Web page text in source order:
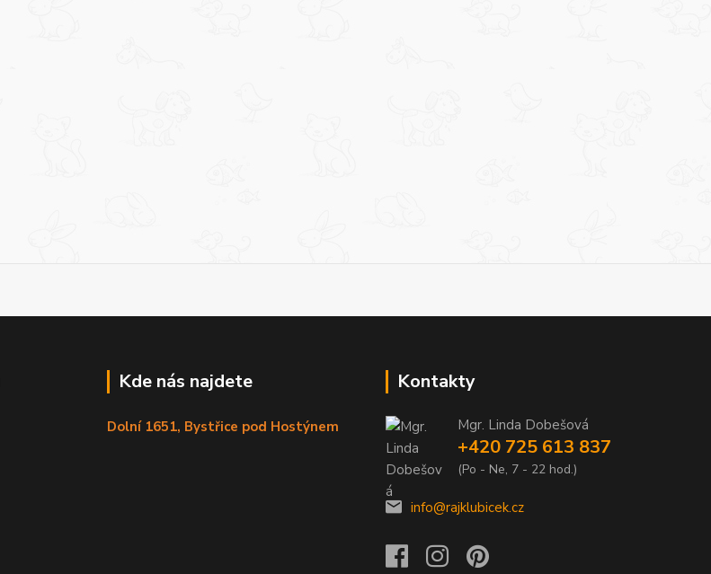
Kde nás najdete
Dolní 1651, Bystřice pod Hostýnem
Kontakty
Mgr. Linda Dobešová
+420 725 613 837
(Po - Ne, 7 - 22 hod.)
info@rajklubicek.cz